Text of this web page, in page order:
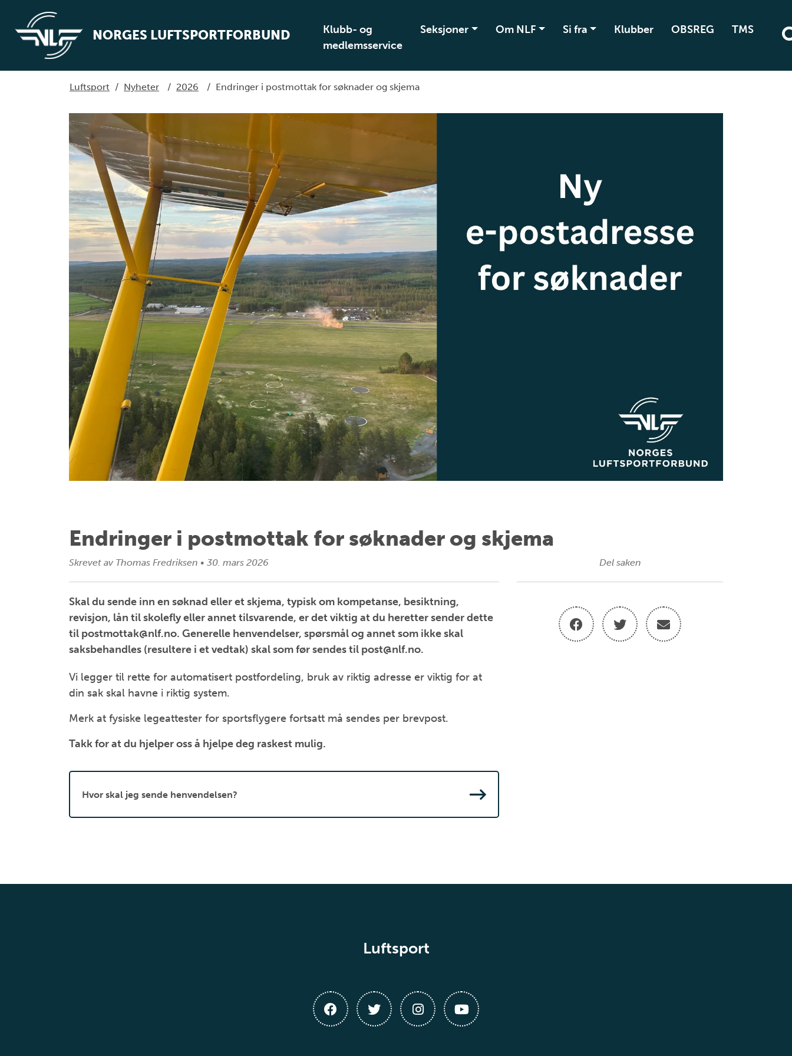
NORGES LUFTSPORTFORBUND
Klubb- og
medlemsservice
Seksjoner Om NLF Si fra Klubber OBSREG TMS
Luftsport / Nyheter / 2026 / Endringer i postmottak for søknader og skjema
Endringer i postmottak for søknader og skjema
Skrevet av Thomas Fredriksen • 30. mars 2026
Skal du sende inn en søknad eller et skjema, typisk om kompetanse, besiktning,
revisjon, lån til skolefly eller annet tilsvarende, er det viktig at du heretter sender dette
til postmottak@nlf.no. Generelle henvendelser, spørsmål og annet som ikke skal
saksbehandles (resultere i et vedtak) skal som før sendes til post@nlf.no.
Vi legger til rette for automatisert postfordeling, bruk av riktig adresse er viktig for at
din sak skal havne i riktig system.
Merk at fysiske legeattester for sportsflygere fortsatt må sendes per brevpost.
Takk for at du hjelper oss å hjelpe deg raskest mulig.
Hvor skal jeg sende henvendelsen?
Del saken
Luftsport